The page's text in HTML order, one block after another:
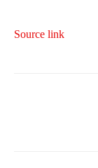
Source link